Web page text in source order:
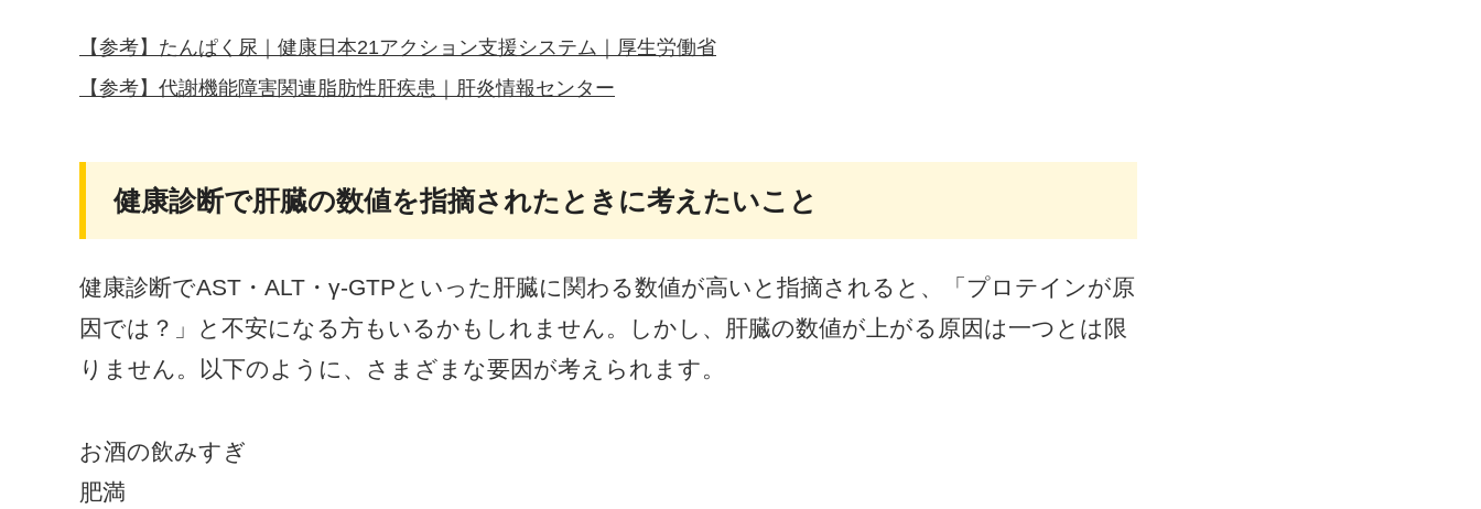
【参考】たんぱく尿｜健康日本21アクション支援システム｜厚生労働省
【参考】代謝機能障害関連脂肪性肝疾患｜肝炎情報センター
健康診断で肝臓の数値を指摘されたときに考えたいこと
健康診断でAST・ALT・γ-GTPといった肝臓に関わる数値が高いと指摘されると、「プロテインが原
因では？」と不安になる方もいるかもしれません。しかし、肝臓の数値が上がる原因は一つとは限
りません。以下のように、さまざまな要因が考えられます。
お酒の飲みすぎ
肥満